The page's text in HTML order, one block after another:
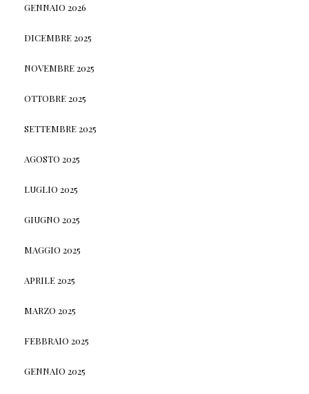
GENNAIO 2026
DICEMBRE 2025
NOVEMBRE 2025
OTTOBRE 2025
SETTEMBRE 2025
AGOSTO 2025
LUGLIO 2025
GIUGNO 2025
MAGGIO 2025
APRILE 2025
MARZO 2025
FEBBRAIO 2025
GENNAIO 2025